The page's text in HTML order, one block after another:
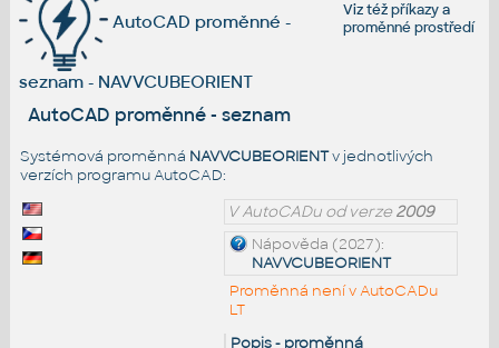
Viz téžpříkazya
proměnné prostředí
AutoCAD proměnné -
seznam - NAVVCUBEORIENT
AutoCAD proměnné - seznam
Systémová proměnná NAVVCUBEORIENTv jednotlivých
verzích programu AutoCAD:
V AutoCADu od verze2009
Nápověda (2027):
NAVVCUBEORIENT
Proměnná není v AutoCADu
LT
Popis - proměnná